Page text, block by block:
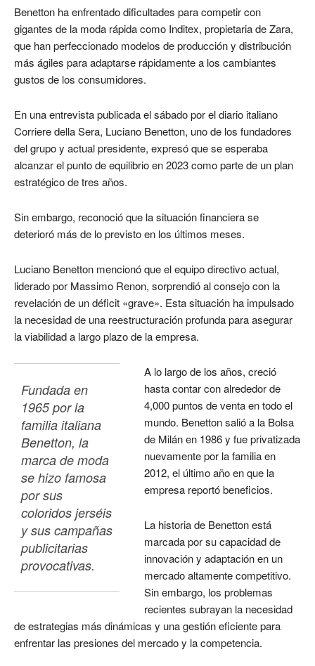
Benetton ha enfrentado dificultades para competir con
gigantes de la moda rápida como Inditex, propietaria de Zara,
que han perfeccionado modelos de producción y distribución
más ágiles para adaptarse rápidamente a los cambiantes
gustos de los consumidores.
En una entrevista publicada el sábado por el diario italiano
Corriere della Sera, Luciano Benetton, uno de los fundadores
del grupo y actual presidente, expresó que se esperaba
alcanzar el punto de equilibrio en 2023 como parte de un plan
estratégico de tres años.
Sin embargo, reconoció que la situación financiera se
deterioró más de lo previsto en los últimos meses.
Luciano Benetton mencionó que el equipo directivo actual,
liderado por Massimo Renon, sorprendió al consejo con la
revelación de un déficit «grave». Esta situación ha impulsado
la necesidad de una reestructuración profunda para asegurar
la viabilidad a largo plazo de la empresa.
Fundada en
1965 por la
familia italiana
Benetton, la
marca de moda
se hizo famosa
por sus
coloridos jerséis
y sus campañas
publicitarias
provocativas.
A lo largo de los años, creció
hasta contar con alrededor de
4,000 puntos de venta en todo el
mundo. Benetton salió a la Bolsa
de Milán en 1986 y fue privatizada
nuevamente por la familia en
2012, el último año en que la
empresa reportó beneficios.
La historia de Benetton está
marcada por su capacidad de
innovación y adaptación en un
mercado altamente competitivo.
Sin embargo, los problemas
recientes subrayan la necesidad
de estrategias más dinámicas y una gestión eficiente para
enfrentar las presiones del mercado y la competencia.